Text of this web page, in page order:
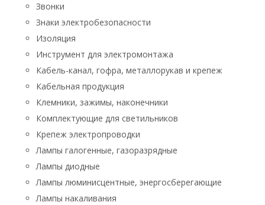
Звонки
Знаки электробезопасности
Изоляция
Инструмент для электромонтажа
Кабель-канал, гофра, металлорукав и крепеж
Кабельная продукция
Клемники, зажимы, наконечники
Комплектующие для светильников
Крепеж электропроводки
Лампы галогенные, газоразрядные
Лампы диодные
Лампы люминисцентные, энергосберегающие
Лампы накаливания